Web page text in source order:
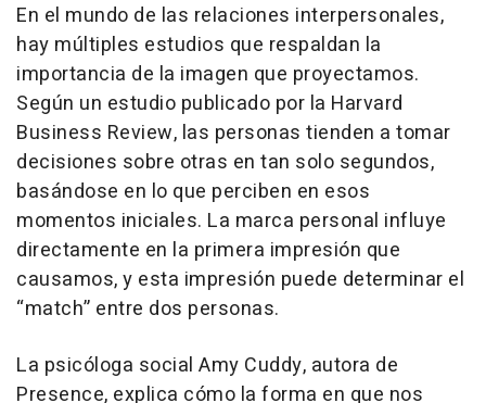
En el mundo de las relaciones interpersonales,
hay múltiples estudios que respaldan la
importancia de la imagen que proyectamos.
Según un estudio publicado por la Harvard
Business Review, las personas tienden a tomar
decisiones sobre otras en tan solo segundos,
basándose en lo que perciben en esos
momentos iniciales. La marca personal influye
directamente en la primera impresión que
causamos, y esta impresión puede determinar el
“match” entre dos personas.
La psicóloga social Amy Cuddy, autora de
Presence, explica cómo la forma en que nos